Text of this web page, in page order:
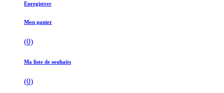
Enregistrer
Mon panier
(0)
Ma liste de souhaits
(0)